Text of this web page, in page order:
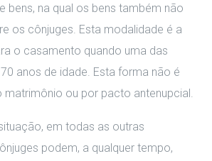
bens, na qual os bens também não
os cônjuges. Esta modalidade é a
o casamento quando uma das
anos de idade. Esta forma não é
matrimônio ou por pacto antenupcial.
em todas as outras
podem, a qualquer tempo,